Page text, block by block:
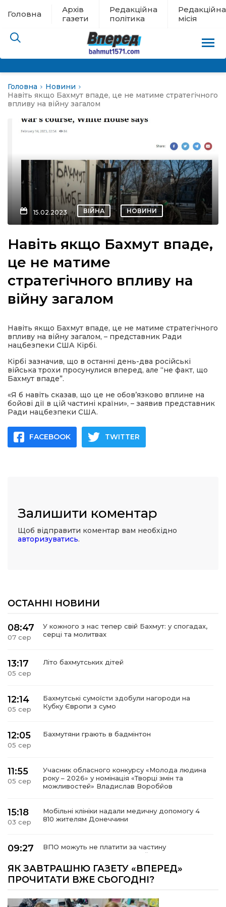
Головна
Архів
газети
Редакційна
політика
Редакційна
місія
евакуації
новини
політика
місія
Головна
Новини
Навіть якщо Бахмут впаде, це не матиме стратегічного
впливу на війну загалом
15.02.2023 ВІЙНА НОВИНИ
Навіть якщо Бахмут впаде,
це не матиме
стратегічного впливу на
війну загалом
Навіть якщо Бахмут впаде, це не матиме стратегічного
впливу на війну загалом, – представник Ради
нацбезпеки США Кірбі.
Кірбі зазначив, що в останні день-два російські
війська трохи просунулися вперед, але “не факт, що
Бахмут впаде”.
«Я б навіть сказав, що це не обов’язково вплине на
бойові дії в цій частині країни», – заявив представник
Ради нацбезпеки США.
FACEBOOK TWITTER
Залишити коментар
Щоб відправити коментар вам необхідно
авторизуватись.
ОСТАННІ НОВИНИ
08:47
07 сер
У кожного з нас тепер свій Бахмут: у спогадах,
серці та молитвах
13:17
05 сер
Літо бахмутських дітей
12:14
05 сер
Бахмутські сумоїсти здобули нагороди на
Кубку Європи з сумо
12:05
05 сер
Бахмутяни грають в бадмінтон
11:55
05 сер
Учасник обласного конкурсу «Молода людина
року – 2026» у номінація «Творці змін та
можливостей» Владислав Воробйов
15:18
03 сер
Мобільні клініки надали медичну допомогу 4
810 жителям Донеччини
09:27
ВПО можуть не платити за частину
комунальних послуг: про що йдеться
14:12
Досі ВПО? Юристка розповіла, коли
внутрішньо переміщеної особи
ЯК ЗАВТРАШНЮ ГАЗЕТУ «ВПЕРЕД»
ПРОЧИТАТИ ВЖЕ СЬОГОДНІ?